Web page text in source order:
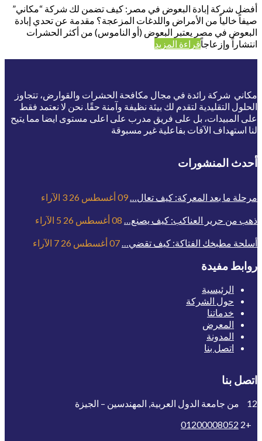
أفضل شركة إبادة البعوض في مصر: كيف تضمن لك شركة “مكاني”
صيفاً خالياً من الأمراض واللدغات المزعجة؟ مقدمة عن تحدي إبادة
البعوض في مصر يعتبر البعوض (أو الناموس) من أكثر الحشرات
انتشاراً وإزعاجاًقراءة المزيد
مكاني شركة رائدة في مجال مكافحة الحشرات والقوارض، تتجاوز
الحلول التقليدية لتقدم لك بيئة نظيفة وآمنة حقًا. نحن لا نعتمد فقط
على المبيدات، بل على فريق مدرب على اعلى مستوى ايضا مما يتيح
لنا استهداف الآفات بفاعلية غير مسبوقة
أحدث المنشورات
مرحلة ما بعد المعركة: كيف تعال… 09 أغسطس 26 3 الآراء
ذهب من حرير العناكب: كيف يصنع… 08 أغسطس 26 5 الآراء
أسلحة مطبخك الفتاكة: كيف تقضي… 07 أغسطس 26 7 الآراء
روابط مفيدة
الرئيسية
حول الشركة
خدماتنا
المعرض
المدونة
اتصل بنا
اتصل بنا
12 من جامعة الدول العربية, المهندسين – الجيزة
+2
01200008052